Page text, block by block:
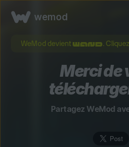
wemod
WeMod devient . Cliquez
Merci de
Partagez WeMod